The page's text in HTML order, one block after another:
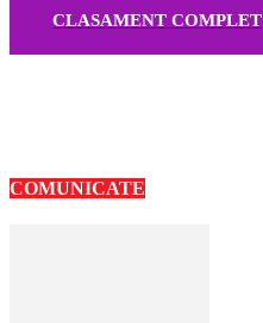
CLASAMENT COMPLET
COMUNICATE